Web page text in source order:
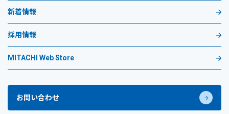
新着情報
採用情報
MITACHI Web Store
お問い合わせ